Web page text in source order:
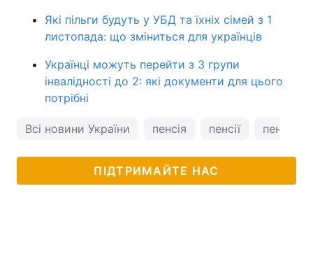
Які пільги будуть у УБД та їхніх сімей з 1
листопада: що зміниться для українців
Українці можуть перейти з 3 групи
інвалідності до 2: які документи для цього
потрібні
Всі новини України пенсія пенсії
ПІДТРИМАЙТЕ НАС